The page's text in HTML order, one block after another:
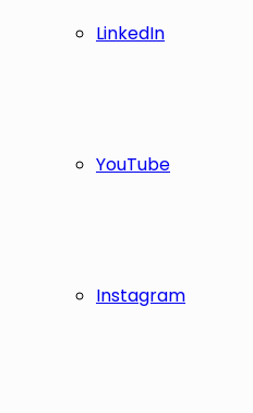
LinkedIn
YouTube
Instagram